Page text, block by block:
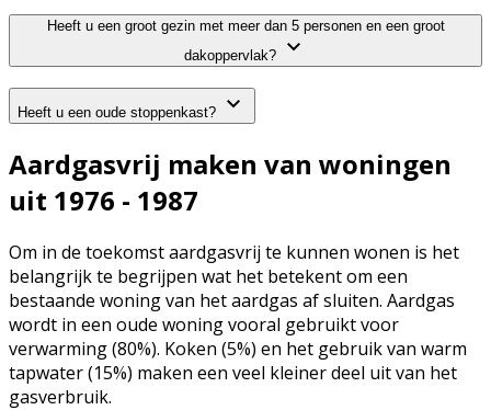
Heeft u een groot gezin met meer dan 5 personen en een groot
dakoppervlak?
Heeft u een oude stoppenkast?
Aardgasvrij maken van woningen
uit 1976 - 1987
Om in de toekomst aardgasvrij te kunnen wonen is het
belangrijk te begrijpen wat het betekent om een
bestaande woning van het aardgas af sluiten. Aardgas
wordt in een oude woning vooral gebruikt voor
verwarming (80%). Koken (5%) en het gebruik van warm
tapwater (15%) maken een veel kleiner deel uit van het
gasverbruik.